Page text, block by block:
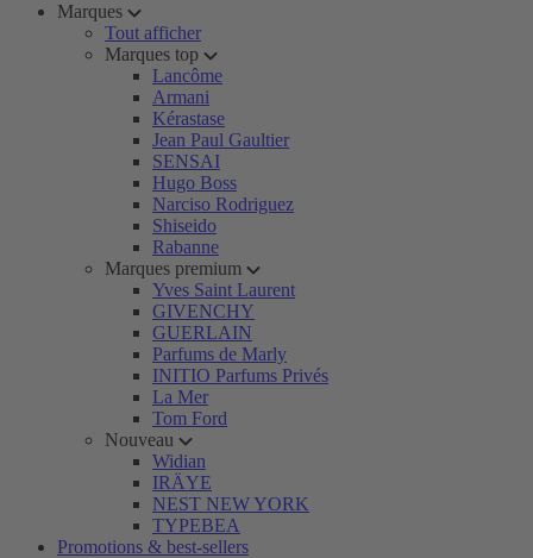
Marques
Tout afficher
Marques top
Lancôme
Armani
Kérastase
Jean Paul Gaultier
SENSAI
Hugo Boss
Narciso Rodriguez
Shiseido
Rabanne
Marques premium
Yves Saint Laurent
GIVENCHY
GUERLAIN
Parfums de Marly
INITIO Parfums Privés
La Mer
Tom Ford
Nouveau
Widian
IRÄYE
NEST NEW YORK
TYPEBEA
Promotions & best-sellers